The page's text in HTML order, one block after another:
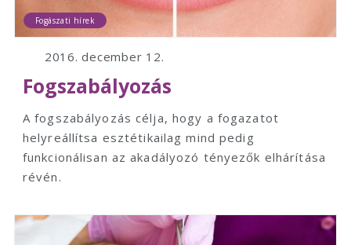
Fogászati hírek
2016. december 12.
Fogszabályozás
A fogszabályozás célja, hogy a fogazatot
helyreállítsa esztétikailag mind pedig
funkcionálisan az akadályozó tényezők elhárítása
révén.